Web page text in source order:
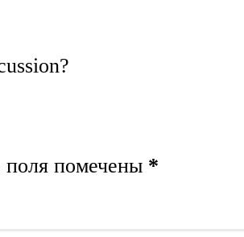
поля помечены *